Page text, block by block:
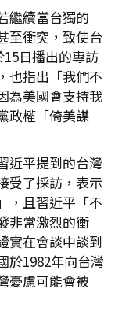
繼續當台獨的
至衝突，致使台
日播出的專訪
也指出「我們不
為美國會支持我
政權「倚美謀
近平提到的台灣
受了採訪，表示
，且習近平「不
非常激烈的衝
實在會談中談到
於1982年向台灣
憂慮可能會被